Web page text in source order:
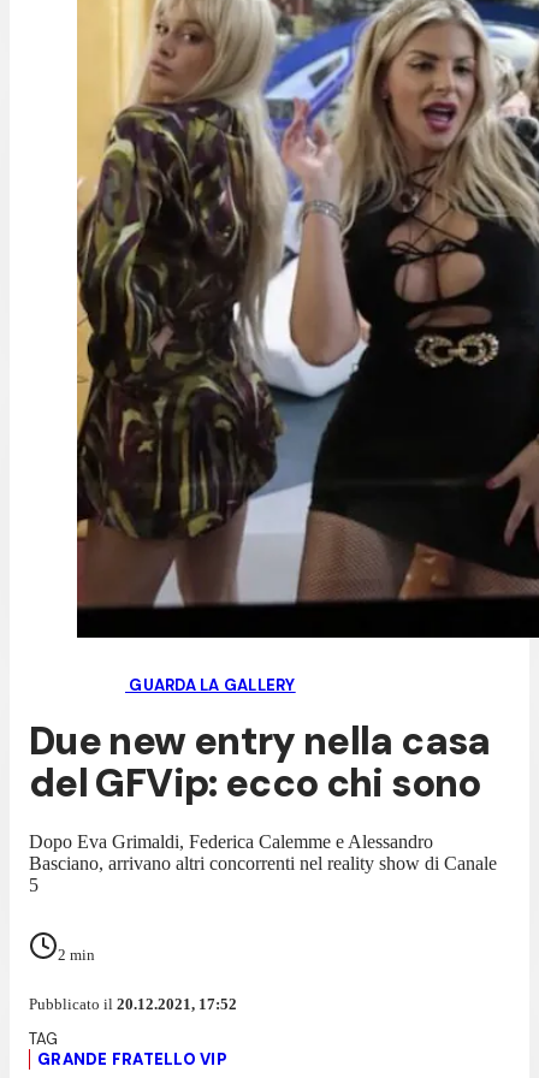
GUARDA LA GALLERY
Due new entry nella casa
del GFVip: ecco chi sono
Dopo Eva Grimaldi, Federica Calemme e Alessandro
Basciano, arrivano altri concorrenti nel reality show di Canale
5
2 min
Pubblicato il 20.12.2021, 17:52
GRANDE FRATELLO VIP